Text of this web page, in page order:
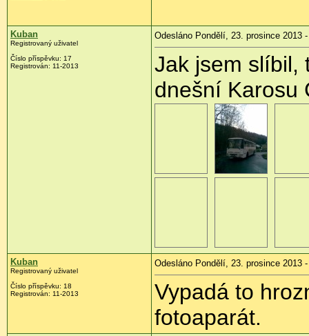
Kuban
Registrovaný uživatel
Číslo příspěvku: 17
Registrován: 11-2013
Odesláno Pondělí, 23. prosince 2013
Jak jsem slíbil,
dnešní Karosu
Kuban
Registrovaný uživatel
Číslo příspěvku: 18
Registrován: 11-2013
Odesláno Pondělí, 23. prosince 2013
Vypadá to
fotoaparát.